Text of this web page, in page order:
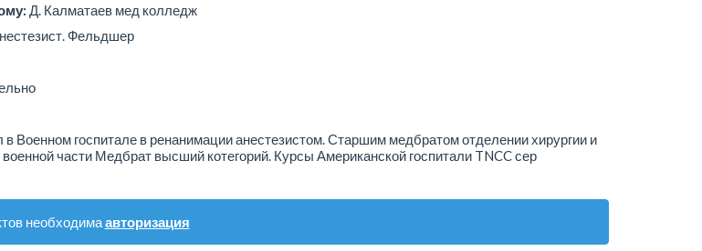
Д. Калматаев мед колледж
Фельдшер
в Военном госпитале в ренанимации анестезистом. Старшим медбратом отделении хирургии и
части Медбрат высший котегорий. Курсы Американской госпитали TNCC сер
необходимаавторизация